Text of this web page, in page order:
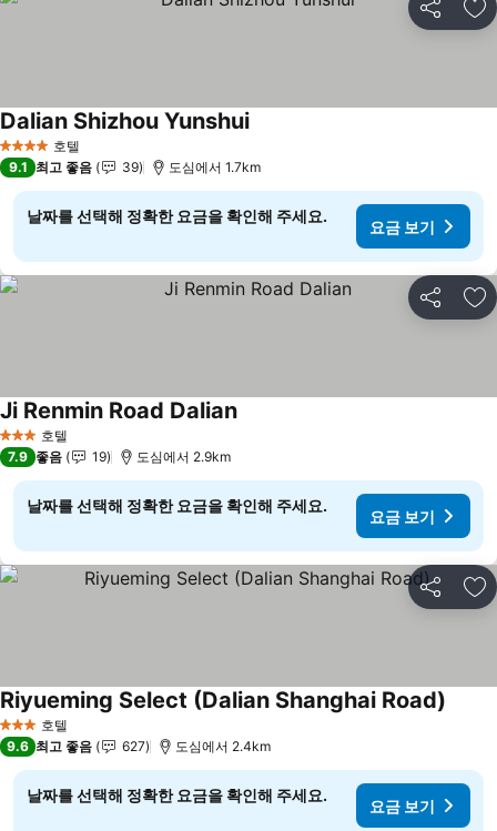
공유 즐
4 성급 호텔
Dalian Shizhou Yunshui요금 보기
9.1 최고 좋음 39 도심에서 1.7km
날짜를 선택해 정확한 요금을 확인해 주세요.
요금 보기
공유 즐
3 성급 호텔
Ji Renmin Road Dalian요금 보기
7.9 좋음 19 도심에서 2.9km
날짜를 선택해 정확한 요금을 확인해 주세요.
요금 보기
공유 즐
3 성급 호텔
Riyueming Select (Dalian Shanghai Road)
9.6 최고 좋음 627 도심에서 2.4km
날짜를 선택해 정확한 요금을 확인해 주세요.
요금 보기